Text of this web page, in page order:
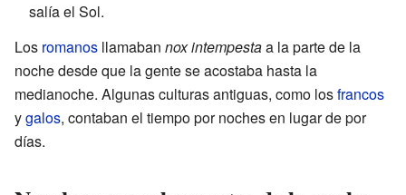
salía el Sol.
Los romanos llamaban nox intempestaa la parte de la
noche desde que la gente se acostaba hasta la
medianoche. Algunas culturas antiguas, como losfrancos
ygalos, contaban el tiempo por noches en lugar de por
días.